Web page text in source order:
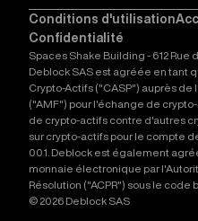
Conditions d'utilisation
Confidentialité
Spaces Shake Building - 612
Deblock SAS est agréée en tant
Crypto-Actifs ("CASP") auprès
("AMF") pour l'échange de
de crypto-actifs contre d'autres
sur crypto-actifs pour le compte
001. Deblock est également
monnaie électronique par
Résolution ("ACPR") sous le code
© 2026 Deblock SAS